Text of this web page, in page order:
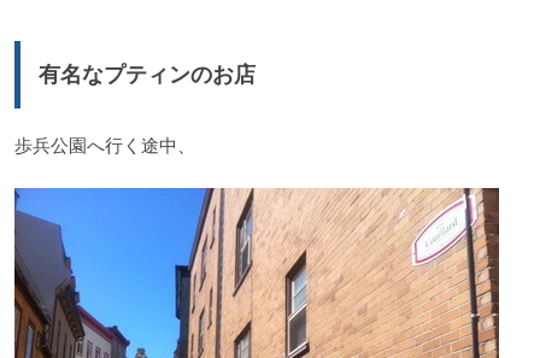
有名なプティンのお店
歩兵公園へ行く途中、